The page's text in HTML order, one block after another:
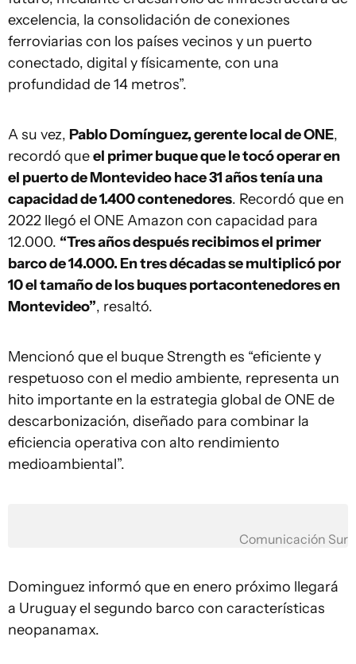
excelencia, la consolidación de conexiones
ferroviarias con los países vecinos y un puerto
conectado, digital y físicamente, con una
profundidad de 14 metros”.
A su vez, Pablo Domínguez, gerente local de ONE,
recordó queel primer buque que le tocó operar en
el puerto de Montevideo hace 31 años tenía una
capacidad de 1.400 contenedores. Recordó que en
2022 llegó el ONE Amazon con capacidad para
12.000. “Tres años después recibimos el primer
barco de 14.000. En tres décadas se multiplicó por
10 el tamaño de los buques portacontenedores en
Montevideo”, resaltó.
Mencionó que el buque Strength es “eficiente y
respetuoso con el medio ambiente, representa un
hito importante en la estrategia global de ONE de
descarbonización, diseñado para combinar la
eficiencia operativa con alto rendimiento
medioambiental”.
Comunicación Sur
Dominguez informó que en enero próximo llegará
a Uruguay el segundo barco con características
neopanamax.